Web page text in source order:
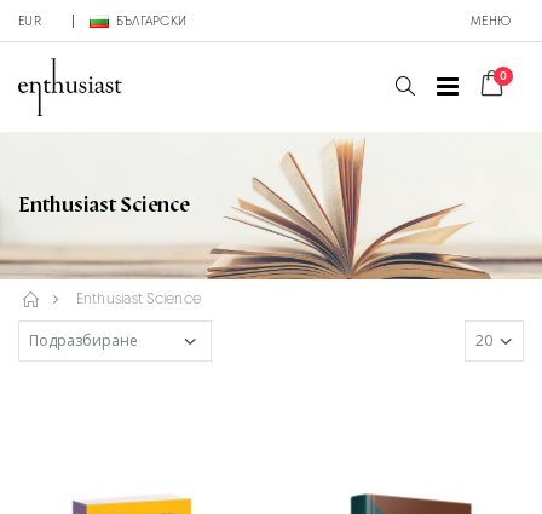
EUR БЪЛГАРСКИ МЕНЮ
0
Enthusiast Science
Enthusiast Science